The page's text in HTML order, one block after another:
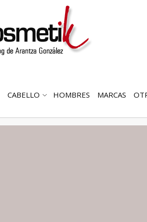
ABRIR
CABELLO HOMBRES MARCAS